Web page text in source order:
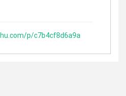
p/c7b4cf8d6a9a